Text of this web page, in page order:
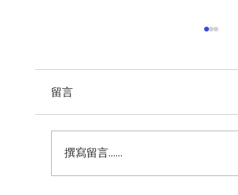
留言
撰寫留言......